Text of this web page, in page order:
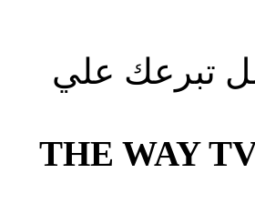
تبرعك علي
THE WAY